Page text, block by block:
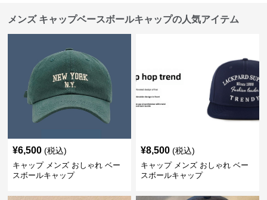
メンズ キャップベースボールキャップの人気アイテム
¥6,500 (税込)
キャップ メンズ おしゃれ ベー
スボールキャップ
¥8,500 (税込)
キャップ メンズ おしゃれ ベー
スボールキャップ